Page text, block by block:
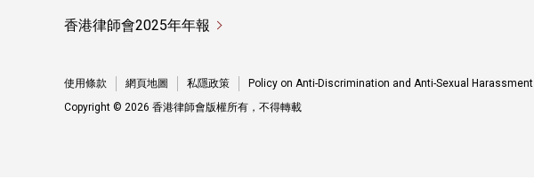
香港律師會2025年年報
使用條款 網頁地圖 私隱政策
Policy on Anti-Discrimination and Anti-Sexual Harassment
Copyright © 2026 香港律師會版權所有，不得轉載